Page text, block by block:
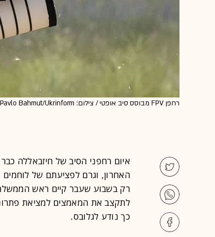
רחפן FPV מבוסס סיב אופטי / צילום: Reuters, Pavlo Bahmut/Ukrinform
איום רחפני הסיב של חיזבאללה
האחרון, וגרם לפציעתם של לוחמים
רק בשבוע שעבר קיים ראש הממשלה
כך נודע לגלובס.